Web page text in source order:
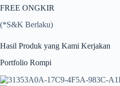
FREE ONGKIR
(*S&K Berlaku)
Hasil Produk yang Kami Kerjakan
Portfolio Rompi